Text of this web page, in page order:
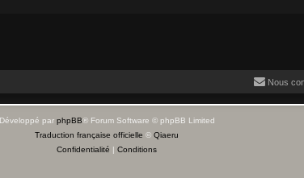
Nous
Développé par phpBB® Forum Software © phpBB Limited
Traduction française officielle © Qiaeru
Confidentialité
Conditions